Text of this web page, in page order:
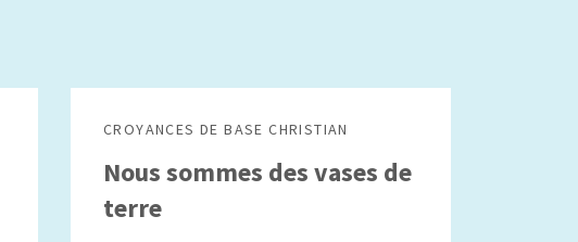
CROYANCES DE BASE CHRISTIAN
Nous sommes des vases de
terre